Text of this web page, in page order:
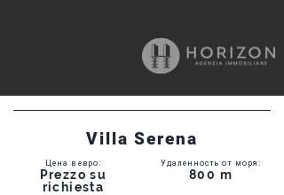
Villa Serena
Цена в евро:
Prezzo su
richiesta
Удаленность от моря :
800 m